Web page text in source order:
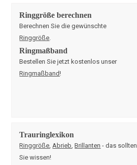
Ringgröße berechnen
Berechnen Sie die gewünschte
Ringgröße
Ringmaßband
Bestellen Sie jetzt kostenlos unser
Ringmaßband!
Trauringlexikon
Ringgröße Abrieb ,Brillanten - das sollten
Sie wissen!